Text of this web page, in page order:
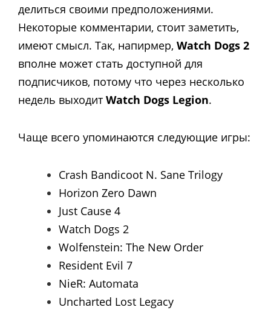
делиться своими предположениями.
Некоторые комментарии, стоит заметить,
имеют смысл. Так, напирмер, Watch Dogs 2
вполне может стать доступной для
подписчиков, потому что через несколько
недель выходит Watch Dogs Legion.
Чаще всего упоминаются следующие игры:
Crash Bandicoot N. Sane Trilogy
Horizon Zero Dawn
Just Cause 4
Watch Dogs 2
Wolfenstein: The New Order
Resident Evil 7
NieR: Automata
Uncharted Lost Legacy